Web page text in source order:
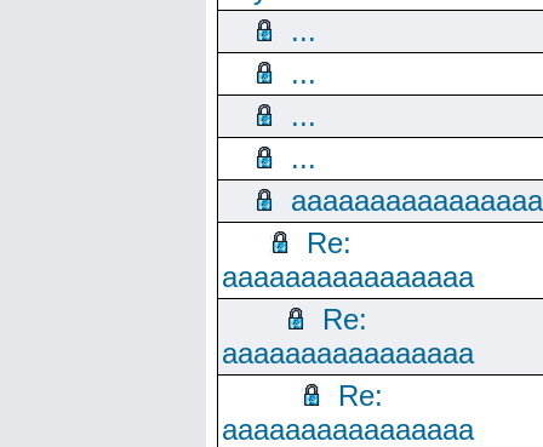
...
...
...
...
aaaaaaaaaaaaaaaa
Re:
aaaaaaaaaaaaaaaa
Re:
aaaaaaaaaaaaaaaa
Re:
aaaaaaaaaaaaaaaa